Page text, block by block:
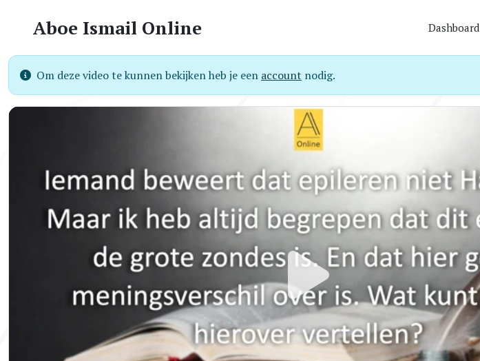
Aboe Ismail Online Dashboard
Om deze video te kunnen bekijken heb je een account nodig.